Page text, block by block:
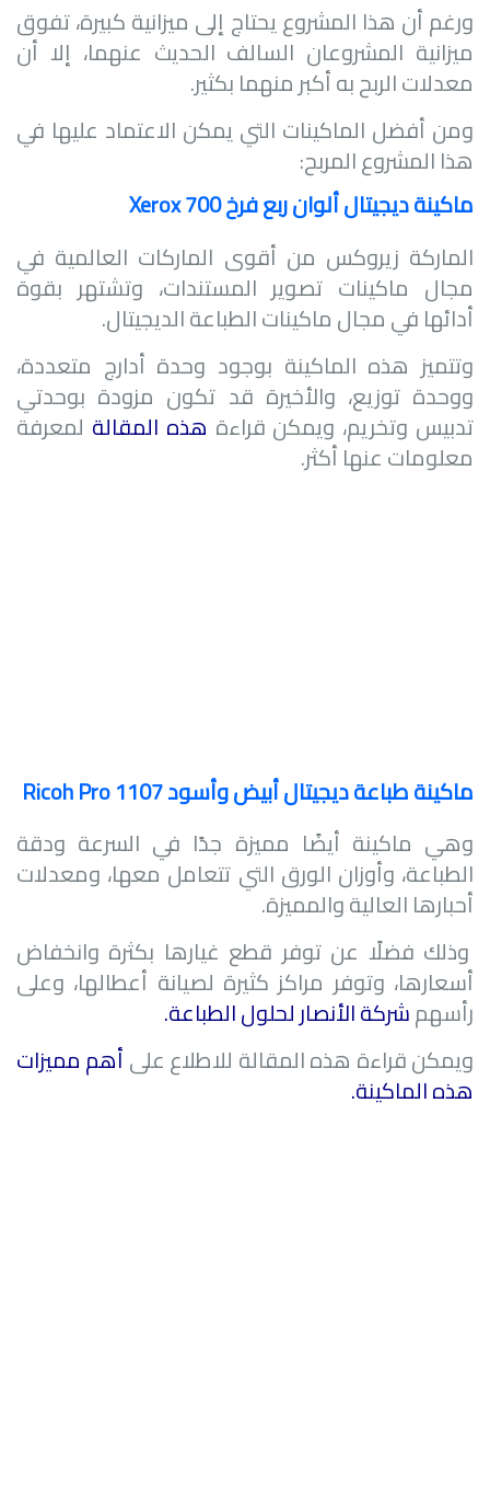
ورغم أن هذا المشروع يحتاج إلى ميزانية كبيرة، تفوق
ميزانية المشروعان السالف الحديث عنهما، إلا أن
معدلات الربح به أكبر منهما بكثير.
ومن أفضل الماكينات التي يمكن الاعتماد عليها في
هذا المشروع المربح:
ماكينة ديجيتال ألوان ربع فرخXerox 700
الماركة زيروكس من أقوى الماركات العالمية في
مجال ماكينات تصوير المستندات، وتشتهر بقوة
أدائها في مجال ماكينات الطباعة الديجيتال.
وتتميز هذه الماكينة بوجود وحدة أدارج متعددة،
ووحدة توزيع، والأخيرة قد تكون مزودة بوحدتي
تدبيس وتخريم، ويمكن قراءة هذه المقالة لمعرفة
معلومات عنها أكثر.
ماكينة طباعة ديجيتال أبيض وأسودRicoh Pro 1107
وهي ماكينة أيضًا مميزة جدًا في السرعة ودقة
الطباعة، وأوزان الورق التي تتعامل معها، ومعدلات
أحبارها العالية والمميزة.
وذلك فضلًا عن توفر قطع غيارها بكثرة وانخفاض
أسعارها، وتوفر مراكز كثيرة لصيانة أعطالها، وعلى
رأسهمشركة الأنصار لحلول الطباعة.
ويمكن قراءة هذه المقالة للاطلاع علىأهم مميزات
هذه الماكينة.